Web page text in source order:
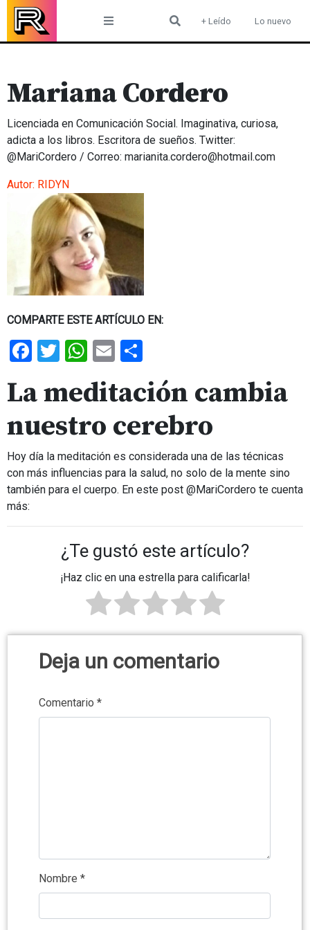
Skip
content
+ Leído Lo nuevo
Mariana Cordero
Licenciada en Comunicación Social. Imaginativa, curiosa,
adicta a los libros. Escritora de sueños. Twitter:
@MariCordero / Correo: marianita.cordero@hotmail.com
Autor: RIDYN
COMPARTE ESTE ARTÍCULO EN:
Facebook
Twitter
WhatsApp
Email
La meditación cambia
nuestro cerebro
Hoy día la meditación es considerada una de las técnicas
con más influencias para la salud, no solo de la mente sino
también para el cuerpo. En este post @MariCordero te cuenta
más:
¿Te gustó este artículo?
¡Haz clic en una estrella para calificarla!
Deja un comentario
Comentario *
Nombre *